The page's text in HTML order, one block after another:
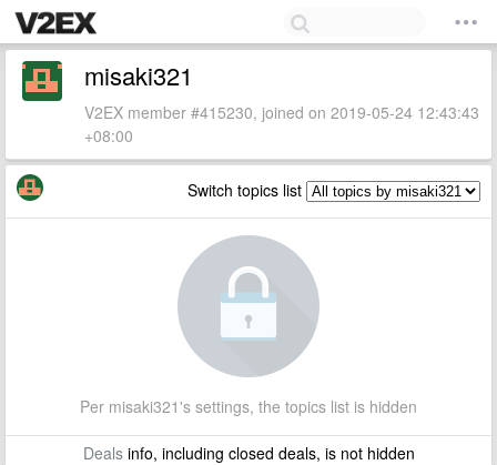
misaki321
V2EX member #415230, joined on 2019-05-24 12:43:43
+08:00
Switch topics list
Per misaki321's settings, the topics list is hidden
Dealsinfo, including closed deals, is not hidden